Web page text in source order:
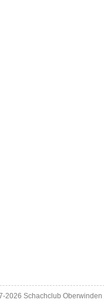
2026Schachclub Oberwinden